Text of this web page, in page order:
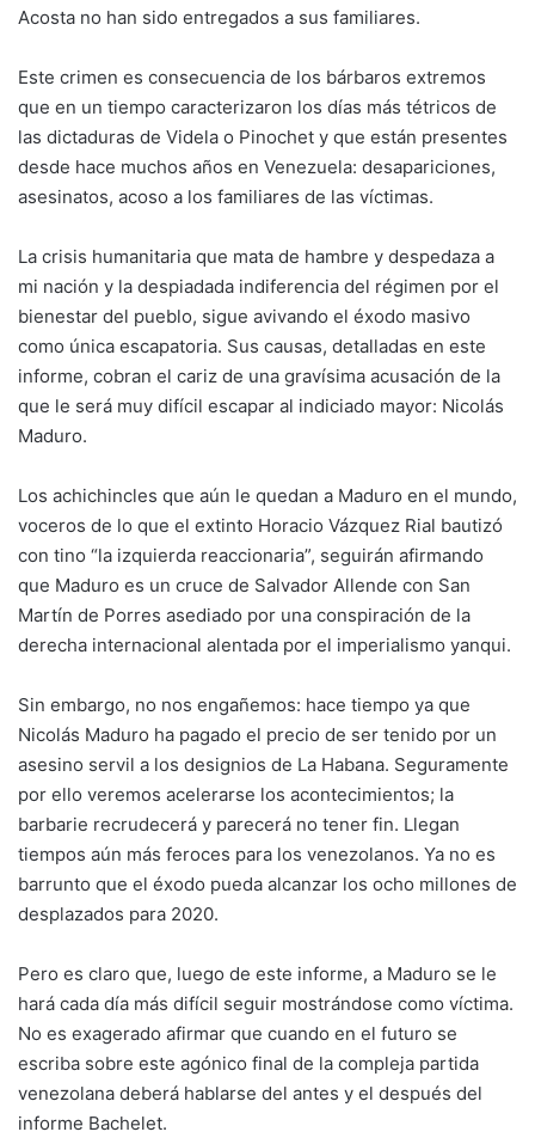
Acosta no han sido entregados a sus familiares.
Este crimen es consecuencia de los bárbaros extremos
que en un tiempo caracterizaron los días más tétricos de
las dictaduras de Videla o Pinochet y que están presentes
desde hace muchos años en Venezuela: desapariciones,
asesinatos, acoso a los familiares de las víctimas.
La crisis humanitaria que mata de hambre y despedaza a
mi nación y la despiadada indiferencia del régimen por el
bienestar del pueblo, sigue avivando el éxodo masivo
como única escapatoria. Sus causas, detalladas en este
informe, cobran el cariz de una gravísima acusación de la
que le será muy difícil escapar al indiciado mayor: Nicolás
Maduro.
Los achichincles que aún le quedan a Maduro en el mundo,
voceros de lo que el extinto Horacio Vázquez Rial bautizó
con tino “la izquierda reaccionaria”, seguirán afirmando
que Maduro es un cruce de Salvador Allende con San
Martín de Porres asediado por una conspiración de la
derecha internacional alentada por el imperialismo yanqui.
Sin embargo, no nos engañemos: hace tiempo ya que
Nicolás Maduro ha pagado el precio de ser tenido por un
asesino servil a los designios de La Habana. Seguramente
por ello veremos acelerarse los acontecimientos; la
barbarie recrudecerá y parecerá no tener fin. Llegan
tiempos aún más feroces para los venezolanos. Ya no es
barrunto que el éxodo pueda alcanzar los ocho millones de
desplazados para 2020.
Pero es claro que, luego de este informe, a Maduro se le
hará cada día más difícil seguir mostrándose como víctima.
No es exagerado afirmar que cuando en el futuro se
escriba sobre este agónico final de la compleja partida
venezolana deberá hablarse del antes y el después del
informe Bachelet.